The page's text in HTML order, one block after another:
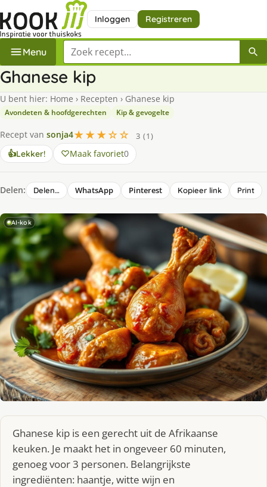
Inloggen Registreren
Menu Zoek een recept
Ghanese kip
U bent hier: Home › Recepten › Ghanese kip
Avondeten & hoofdgerechten Kip & gevogelte
Recept van sonja4★★★☆☆
3 (1)
👍Lekker! Maak favoriet0
Delen: Delen… WhatsApp Pinterest Kopieer link Print
AI-kok
Ghanese kip is een gerecht uit de Afrikaanse
keuken. Je maakt het in ongeveer 60 minuten,
genoeg voor 3 personen. Belangrijkste
ingrediënten: haantje, witte wijn en